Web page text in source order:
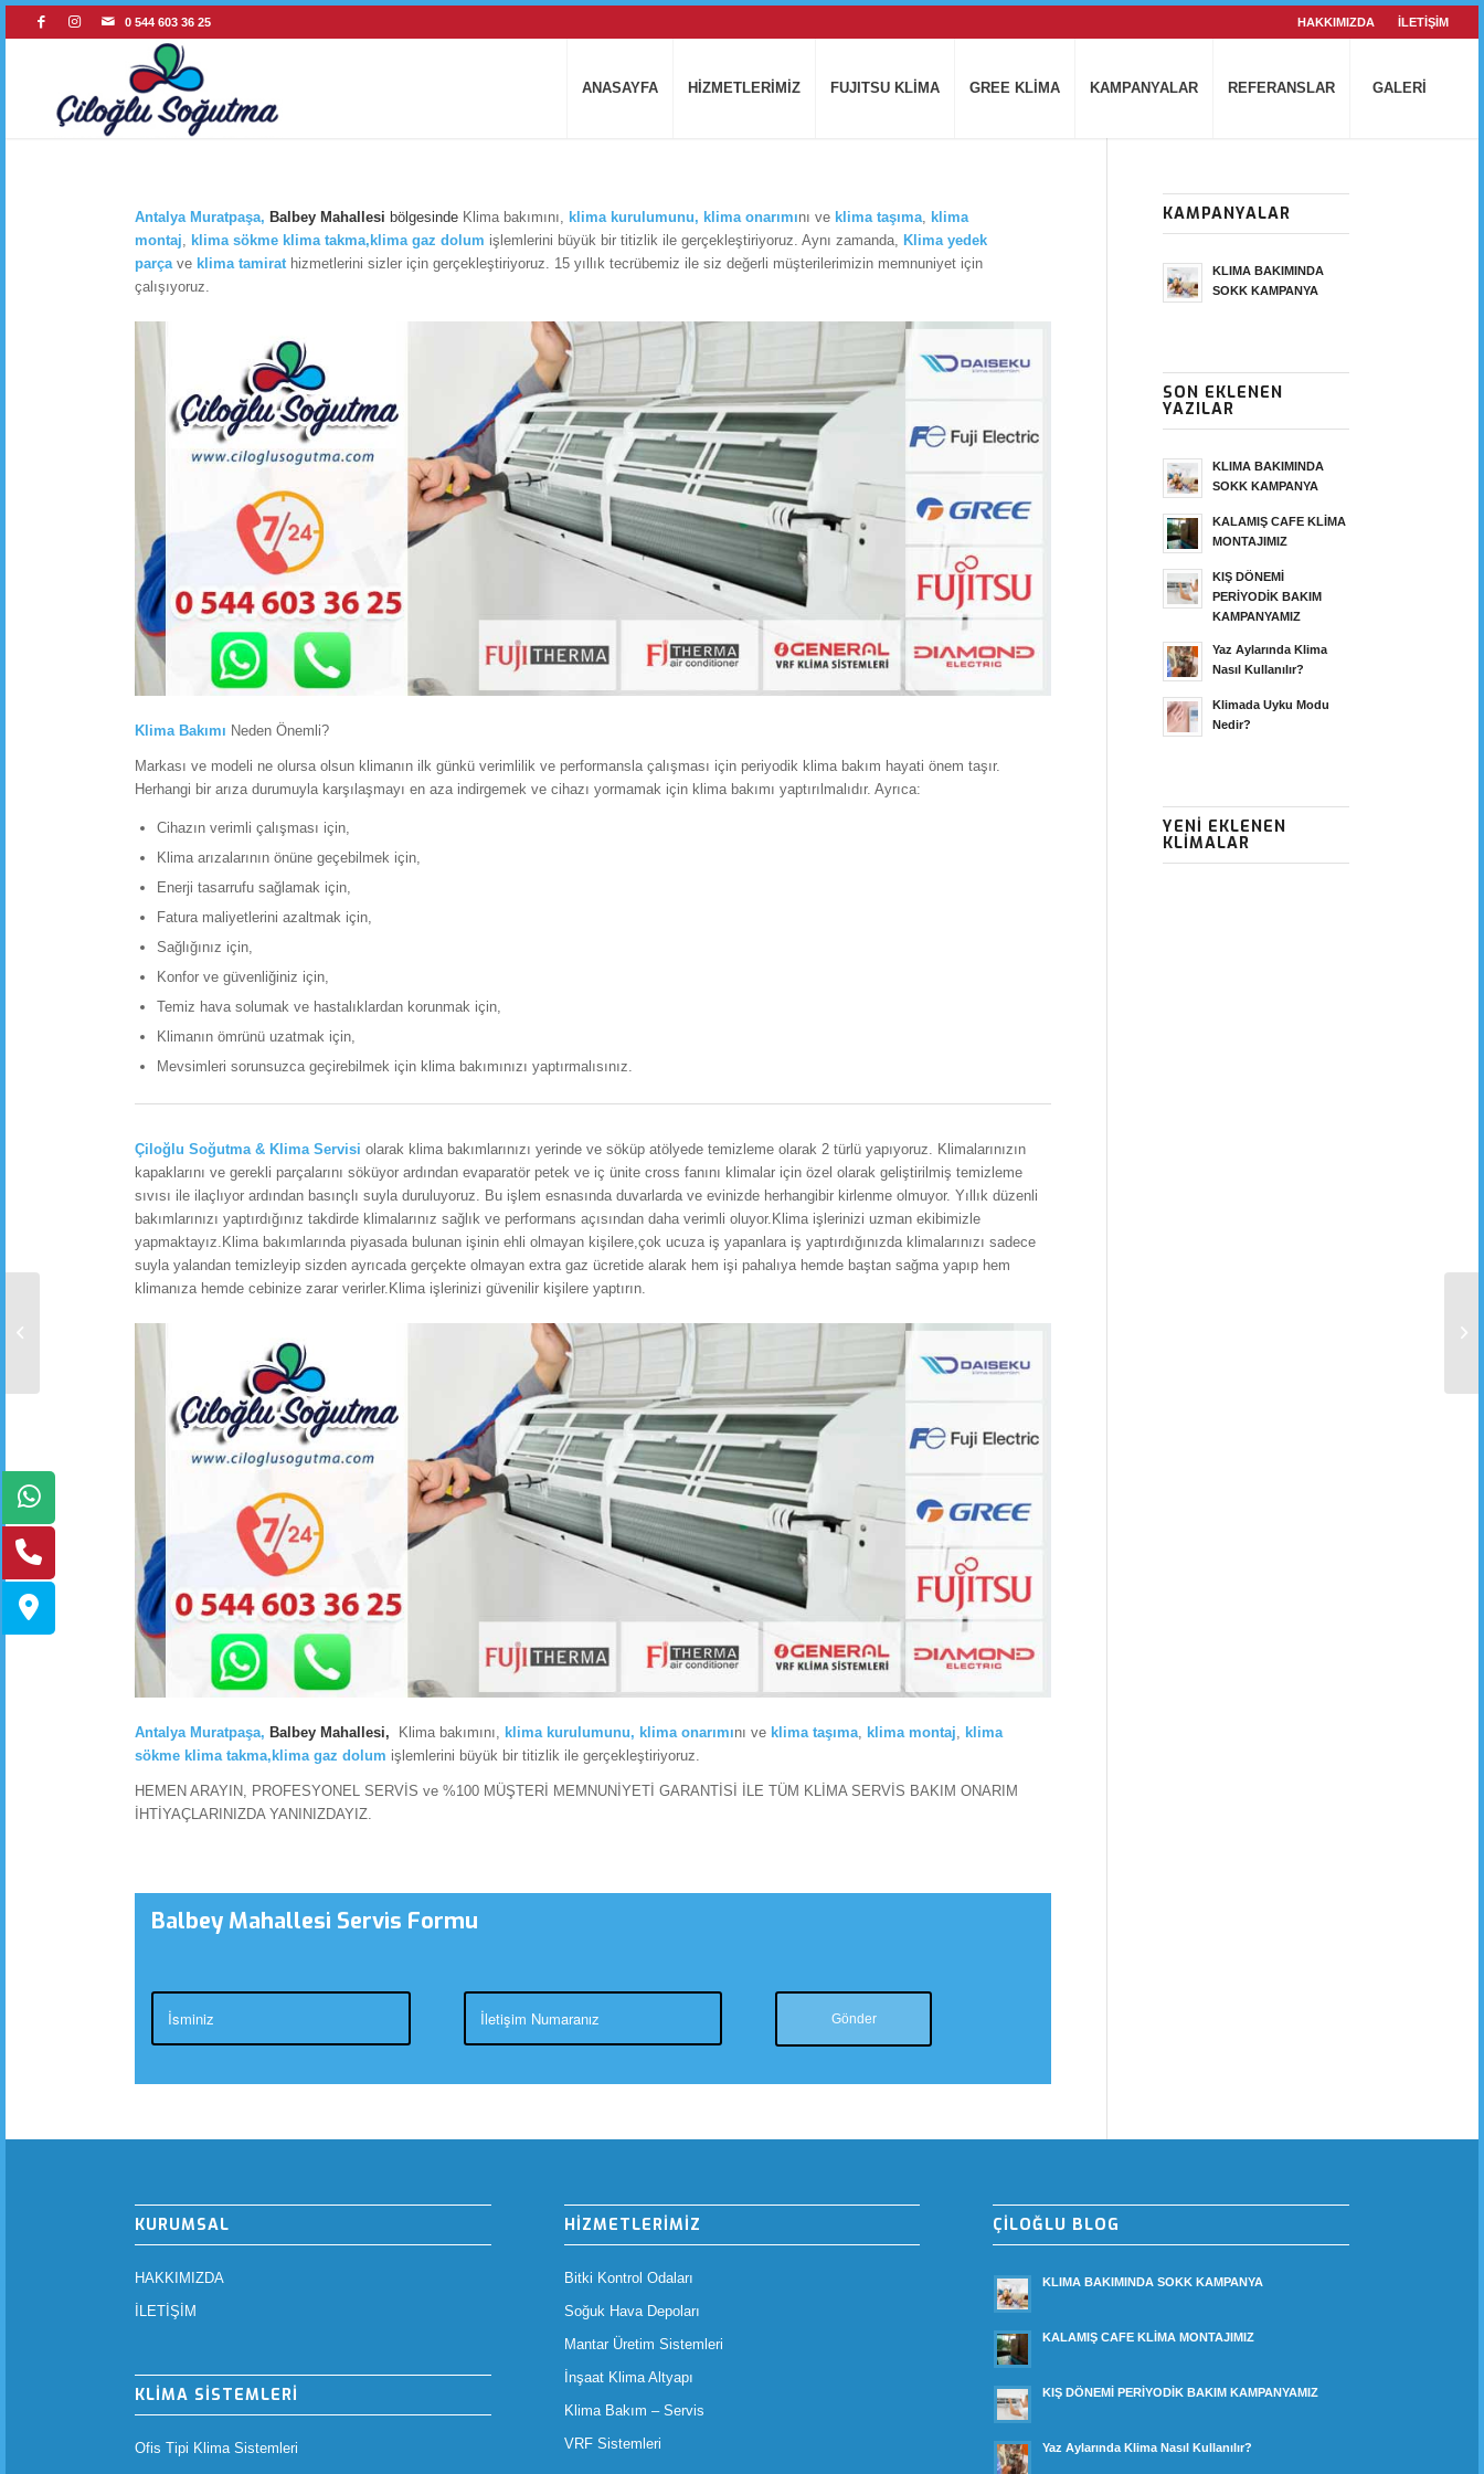
HAKKIMIZDA İLETİŞİM
0 544 603 36 25
ANASAYFA HİZMETLERİMİZ FUJITSU KLİMA GREE KLİMA KAMPANYALAR REFERANSLAR GALERİ
Antalya Muratpaşa, Balbey Mahallesi bölgesindeKlima bakımını, klima kurulumunu, klima onarımını ve klima taşıma, klima
montaj, klima sökme klima takma,klima gaz dolum işlemlerini büyük bir titizlik ile gerçekleştiriyoruz. Aynı zamanda, Klima yedek
parçave klima tamirathizmetlerini sizler için gerçekleştiriyoruz. 15 yıllık tecrübemiz ile siz değerli müşterilerimizin memnuniyet için
çalışıyoruz.
Klima Bakımı Neden Önemli?
Markası ve modeli ne olursa olsun klimanın ilk günkü verimlilik ve performansla çalışması için periyodik klima bakım hayati önem taşır.
Herhangi bir arıza durumuyla karşılaşmayı en aza indirgemek ve cihazı yormamak için klima bakımı yaptırılmalıdır. Ayrıca:
Cihazın verimli çalışması için,
Klima arızalarının önüne geçebilmek için,
Enerji tasarrufu sağlamak için,
Fatura maliyetlerini azaltmak için,
Sağlığınız için,
Konfor ve güvenliğiniz için,
Temiz hava solumak ve hastalıklardan korunmak için,
Klimanın ömrünü uzatmak için,
Mevsimleri sorunsuzca geçirebilmek için klima bakımınızı yaptırmalısınız.
Çiloğlu Soğutma & Klima Servisi olarak klima bakımlarınızı yerinde ve söküp atölyede temizleme olarak 2 türlü yapıyoruz. Klimalarınızın
kapaklarını ve gerekli parçalarını söküyor ardından evaparatör petek ve iç ünite cross fanını klimalar için özel olarak geliştirilmiş temizleme
sıvısı ile ilaçlıyor ardından basınçlı suyla duruluyoruz. Bu işlem esnasında duvarlarda ve evinizde herhangibir kirlenme olmuyor. Yıllık düzenli
bakımlarınızı yaptırdığınız takdirde klimalarınız sağlık ve performans açısından daha verimli oluyor.Klima işlerinizi uzman ekibimizle
yapmaktayız.Klima bakımlarında piyasada bulunan işinin ehli olmayan kişilere,çok ucuza iş yapanlara iş yaptırdığınızda klimalarınızı sadece
suyla yalandan temizleyip sizden ayrıcada gerçekte olmayan extra gaz ücretide alarak hem işi pahalıya hemde baştan sağma yapıp hem
klimanıza hemde cebinize zarar verirler.Klima işlerinizi güvenilir kişilere yaptırın.
Antalya Muratpaşa, Balbey Mahallesi, Klima bakımını, klima kurulumunu, klima onarımını ve klima taşıma, klima montaj, klima
sökme klima takma,klima gaz dolum işlemlerini büyük bir titizlik ile gerçekleştiriyoruz.
HEMEN ARAYIN, PROFESYONEL SERVİS ve %100 MÜŞTERİ MEMNUNİYETİ GARANTİSİ İLE TÜM KLİMA SERVİS BAKIM ONARIM
İHTİYAÇLARINIZDA YANINIZDAYIZ.
Balbey Mahallesi Servis Formu
KAMPANYALAR
KLIMA BAKIMINDA
SOKK KAMPANYA
SON EKLENEN
YAZILAR
KLIMA BAKIMINDA
SOKK KAMPANYA
KALAMIŞ CAFE KLİMA
MONTAJIMIZ
KIŞ DÖNEMİ
PERİYODİK BAKIM
KAMPANYAMIZ
Yaz Aylarında Klima
Nasıl Kullanılır?
Klimada Uyku Modu
Nedir?
YENI EKLENEN
KLIMALAR
KURUMSAL
HAKKIMIZDA
İLETİŞİM
KLİMA SİSTEMLERİ
Ofis Tipi Klima Sistemleri
HİZMETLERİMİZ
Bitki Kontrol Odaları
Soğuk Hava Depoları
Mantar Üretim Sistemleri
İnşaat Klima Altyapı
Klima Bakım – Servis
VRF Sistemleri
ÇİLOĞLU BLOG
KLIMA BAKIMINDA SOKK KAMPANYA
KALAMIŞ CAFE KLİMA MONTAJIMIZ
KIŞ DÖNEMİ PERİYODİK BAKIM KAMPANYAMIZ
Yaz Aylarında Klima Nasıl Kullanılır?